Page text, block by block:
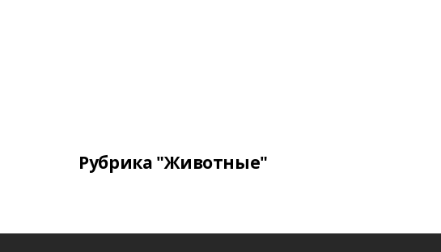
Рубрика "Животные"